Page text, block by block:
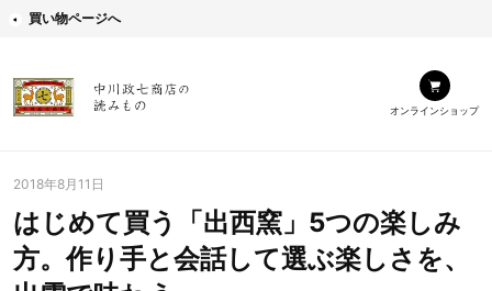
買い物ページへ
オンラインショップ
2018年8月11日
はじめて買う「出西窯」5つの楽しみ
方。作り手と会話して選ぶ楽しさを、